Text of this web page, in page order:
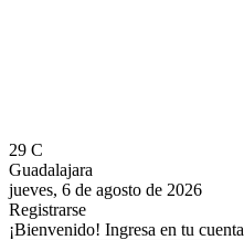
29 C
Guadalajara
jueves, 6 de agosto de 2026
Registrarse
¡Bienvenido! Ingresa en tu cuenta